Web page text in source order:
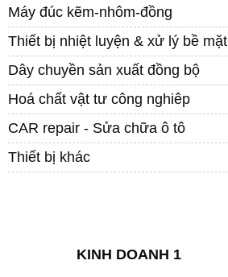
Máy đúc kẽm-nhôm-đồng
Thiết bị nhiệt luyện & xử lý bề mặt
Dây chuyền sản xuất đồng bộ
Hoá chất vật tư công nghiêp
CAR repair - Sửa chữa ô tô
Thiết bị khác
KINH DOANH 1